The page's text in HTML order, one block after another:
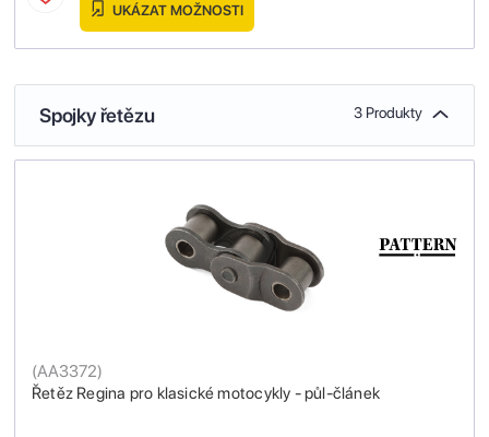
UKÁZAT MOŽNOSTI
Spojky řetězu 3 Produkty
Řetěz Regina pro klasické motocykly - půl-článek
(AA3372)